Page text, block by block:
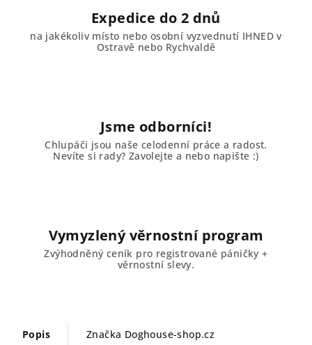
Expedice do 2 dnů
na jakékoliv místo nebo osobní vyzvednutí IHNED v
Ostravě nebo Rychvaldě
Jsme odborníci!
Chlupáči jsou naše celodenní práce a radost.
Nevíte si rady? Zavolejte a nebo napište :)
Vymyzlený věrnostní program
Zvýhodněný ceník pro registrované páničky +
věrnostní slevy.
Popis Značka Doghouse-shop.cz